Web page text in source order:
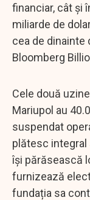
financiar, cât și
miliarde de
cea de dinainte
Bloomberg
Cele două
Mariupol au
suspendat
plătesc
își părăsească
furnizează
fundația sa